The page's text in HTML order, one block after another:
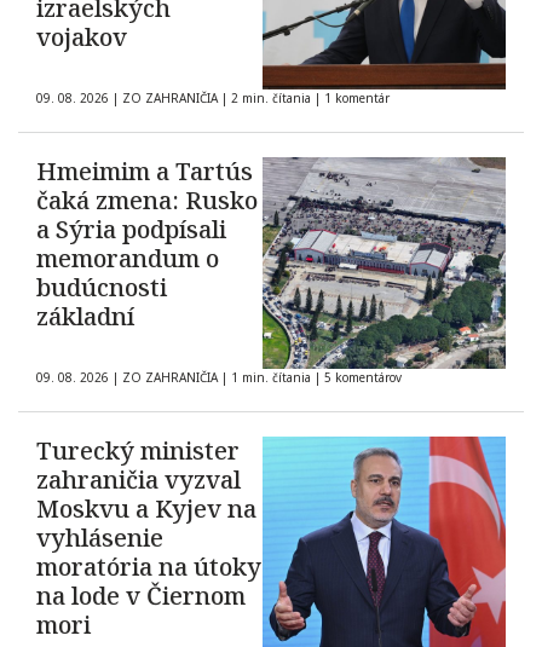
izraelských
vojakov
09. 08. 2026 | ZO ZAHRANIČIA | 2 min. čítania | 1 komentár
Hmeimim a Tartús
čaká zmena: Rusko
a Sýria podpísali
memorandum o
budúcnosti
základní
09. 08. 2026 | ZO ZAHRANIČIA | 1 min. čítania | 5 komentárov
Turecký minister
zahraničia vyzval
Moskvu a Kyjev na
vyhlásenie
moratória na útoky
na lode v Čiernom
mori